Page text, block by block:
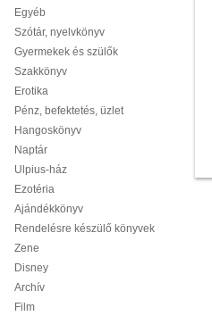
Egyéb
Szótár, nyelvkönyv
Gyermekek és szülők
Szakkönyv
Erotika
Pénz, befektetés, üzlet
Hangoskönyv
Naptár
Ulpius-ház
Ezotéria
Ajándékkönyv
Rendelésre készülő könyvek
Zene
Disney
Archív
Film